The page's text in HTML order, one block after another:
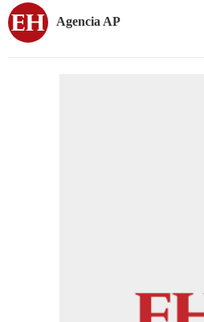
Agencia AP